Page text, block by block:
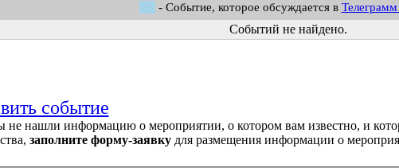
- Событие, которое обсуждается в
Событий не найдено.
событие
не нашли информацию о мероприятии, о котором вам известно, и
заполните форму-заявкудля размещения информации о